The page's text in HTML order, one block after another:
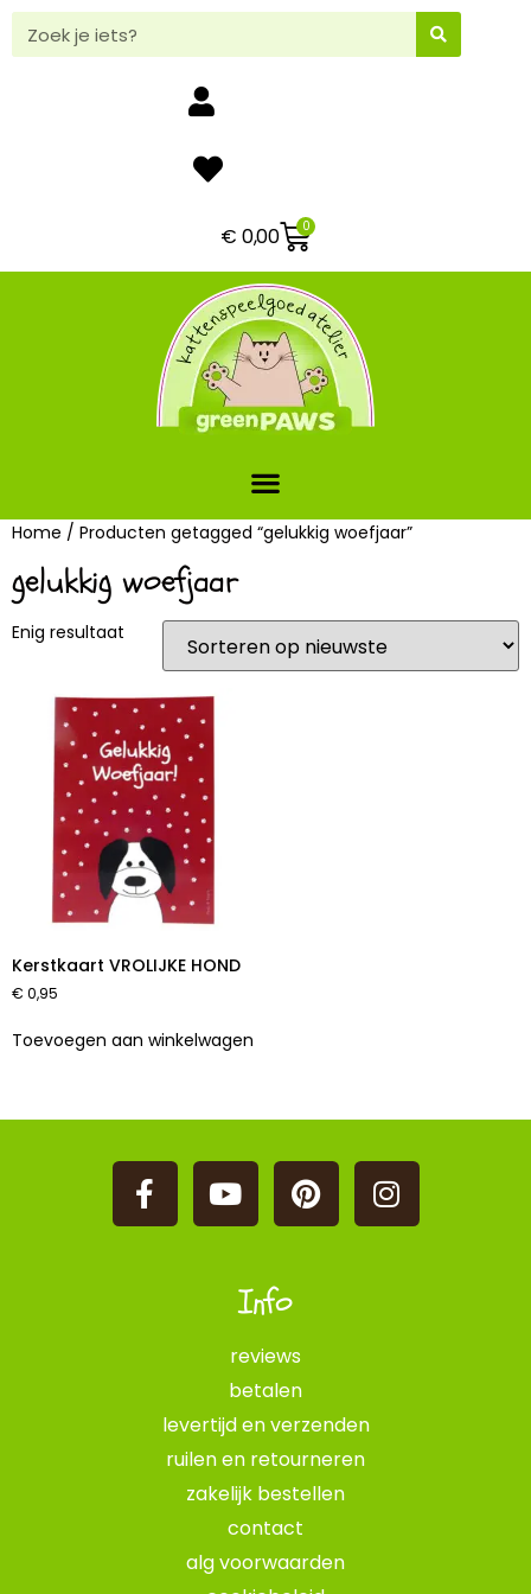
€ 0,00 0
Home / Producten getagged “gelukkig woefjaar”
gelukkig woefjaar
Enig resultaat
Kerstkaart VROLIJKE HOND
€ 0,95
Toevoegen aan winkelwagen
Info
reviews
betalen
levertijd en verzenden
ruilen en retourneren
zakelijk bestellen
contact
alg voorwaarden